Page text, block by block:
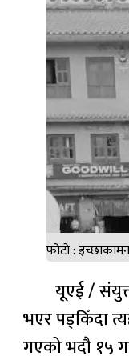
फोटो :
यूएई /
भएर पड्किँदा
गएको भदौ १५